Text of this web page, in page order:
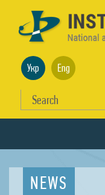
Укр Eng
NEWS